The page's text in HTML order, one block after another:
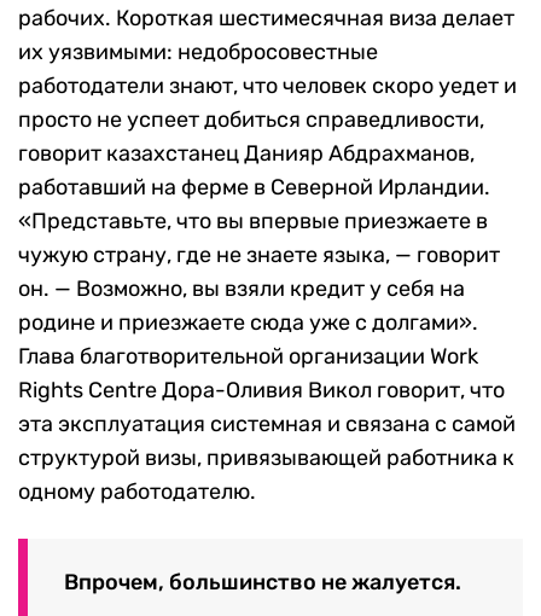
рабочих. Короткая шестимесячная виза делает
их уязвимыми: недобросовестные
работодатели знают, что человек скоро уедет и
просто не успеет добиться справедливости,
говорит казахстанец Данияр Абдрахманов,
работавший на ферме в Северной Ирландии.
«Представьте, что вы впервые приезжаете в
чужую страну, где не знаете языка, — говорит
он. — Возможно, вы взяли кредит у себя на
родине и приезжаете сюда уже с долгами».
Глава благотворительной организации Work
Rights Centre Дора-Оливия Викол говорит, что
эта эксплуатация системная и связана с самой
структурой визы, привязывающей работника к
одному работодателю.
Впрочем, большинство не жалуется.